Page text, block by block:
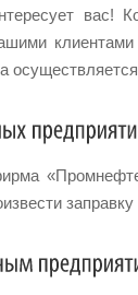
клиентами